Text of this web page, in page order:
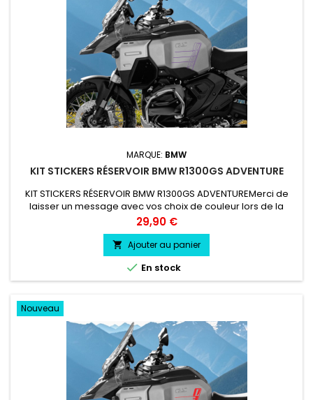
MARQUE: BMW
KIT STICKERS RÉSERVOIR BMW R1300GS ADVENTURE
KIT STICKERS RÉSERVOIR BMW R1300GS ADVENTUREMerci de
laisser un message avec vos choix de couleur lors de la
commande COULEUR AU CHOIX vinyle professionnel très
résistant résiste a l'eau, essence, chaleur, froid.
Prix
29,90 €
 Ajouter au panier
 En stock
Nouveau